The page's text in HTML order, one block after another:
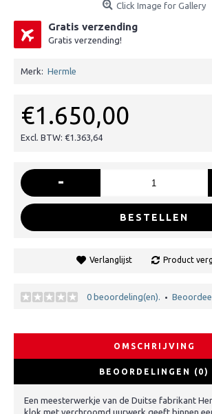
Click Image for Gallery
Gratis verzending
Gratis verzending!
Merk: Hermle
€1.650,00
Excl. BTW: €1.363,64
-
BESTELLEN
Verlanglijst Product
0 beoordeling(en). •
OMSCHRIJVING
BEOORDELINGEN (0)
Een meesterwerkje van de Duitse fabrikant
klok met verchroomd uurwerk geeft binnen